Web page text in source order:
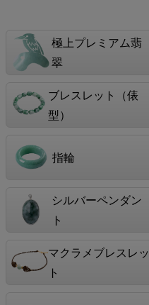
極上プレミアム翡
翠
ブレスレット（俵
型）
指輪
シルバーペンダン
ト
マクラメブレスレッ
ト